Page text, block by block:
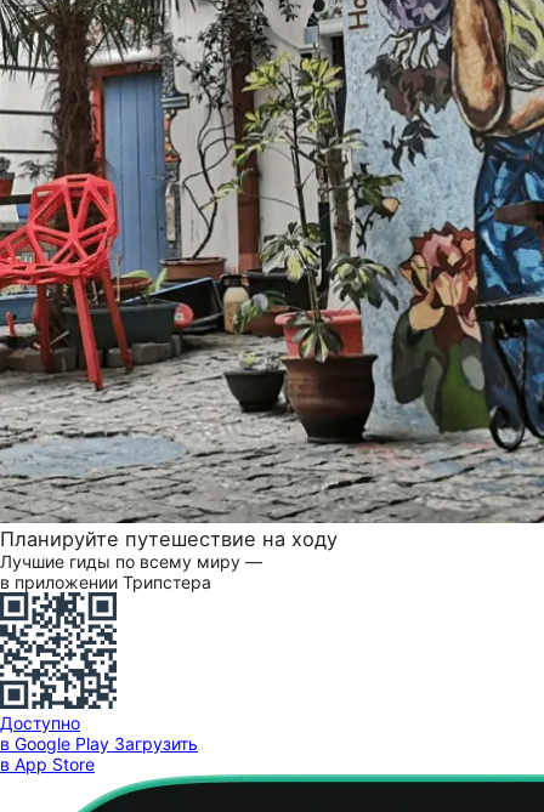
Планируйте путешествие на ходу
Лучшие гиды по всему миру —
в приложении Трипстера
Доступно
в Google Play Загрузить
в App Store